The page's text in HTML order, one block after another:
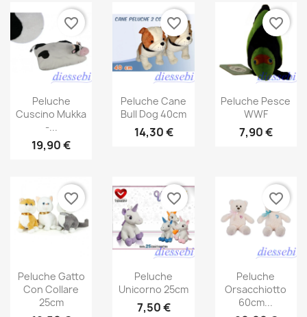
Peluche
Cuscino Mukka
-...
19,90 €
favorite_border
Peluche Cane
Bull Dog 40cm
14,30 €
favorite_border
Peluche Pesce
WWF
7,90 €
favorite_border
Peluche Gatto
Con Collare
25cm
favorite_border
Peluche
Unicorno 25cm
7,50 €
favorite_border
Peluche
Orsacchiotto
60cm...
favorite_border